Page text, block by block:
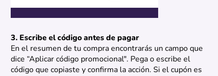
3. Escribe el código antes de pagar
En el resumen de tu compra encontrarás un campo que
dice “Aplicar código promocional". Pega o escribe el
código que copiaste y confirma la acción. Si el cupón es